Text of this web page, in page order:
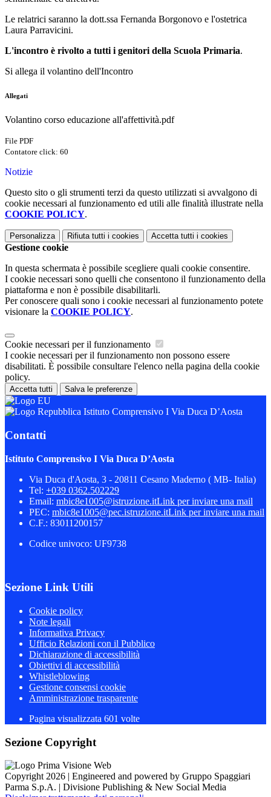
Le relatrici saranno la dott.ssa Fernanda Borgonovo e l'ostetrica
Laura Parravicini.
L'incontro è rivolto a tutti i genitori della Scuola Primaria.
Si allega il volantino dell'Incontro
Allegati
Volantino corso educazione all'affettività.pdf
File PDF
Contatore click: 60
Notizie
Questo sito o gli strumenti terzi da questo utilizzati si avvalgono di
cookie necessari al funzionamento ed utili alle finalità illustrate nella
COOKIE POLICY.
Personalizza Rifiuta tutti i cookies Accetta tutti i cookies
Gestione cookie
In questa schermata è possibile scegliere quali cookie consentire.
I cookie necessari sono quelli che consentono il funzionamento della
piattaforma e non è possibile disabilitarli.
Per conoscere quali sono i cookie necessari al funzionamento potete
visionare la COOKIE POLICY.
Cookie necessari per il funzionamento
I cookie necessari per il funzionamento non possono essere
disabilitati. È possibile consultare l'elenco nella pagina della cookie
policy.
Accetta tutti Salva le preferenze
Istituto Comprensivo I Via Duca D’Aosta
Contatti
Istituto Comprensivo I Via Duca D’Aosta
Via Duca d'Aosta, 3 - 20811 Cesano Maderno ( MB- Italia)
Tel: +039 0362.502229
Email: mbic8e1005@istruzione.itLink per inviare una mail
PEC: mbic8e1005@pec.istruzione.itLink per inviare una mail
C.F.: 83011200157
Codice univoco: UF9738
Sezione Link Utili
Cookie policy
Note legali
Informativa Privacy
Ufficio Relazioni con il Pubblico
Dichiarazione di accessibilità
Obiettivi di accessibilità
Whistleblowing
Gestione consensi cookie
Amministrazione trasparente
Pagina visualizzata 601 volte
Sezione Copyright
Copyright 2026 | Engineered and powered by Gruppo Spaggiari
Parma S.p.A. | Divisione Publishing & New Social Media